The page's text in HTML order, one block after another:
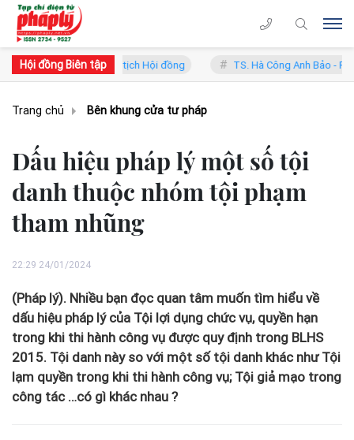
Hội đồng Biên tập
- Phó Chủ tịch Hội đồng TS. Hà Công Anh Bảo - Phó Chủ tịch
Trang chủ Bên khung cửa tư pháp
Dấu hiệu pháp lý một số tội
danh thuộc nhóm tội phạm
tham nhũng
22:29 24/01/2024
(Pháp lý). Nhiều bạn đọc quan tâm muốn tìm hiểu về
dấu hiệu pháp lý của Tội lợi dụng chức vụ, quyền hạn
trong khi thi hành công vụ được quy định trong BLHS
2015. Tội danh này so với một số tội danh khác như Tội
lạm quyền trong khi thi hành công vụ; Tội giả mạo trong
công tác …có gì khác nhau ?